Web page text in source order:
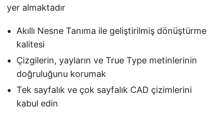
yer almaktadır
Akıllı Nesne Tanıma ile geliştirilmiş dönüştürme
kalitesi
Çizgilerin, yayların ve True Type metinlerinin
doğruluğunu korumak
Tek sayfalık ve çok sayfalık CAD çizimlerini
kabul edin